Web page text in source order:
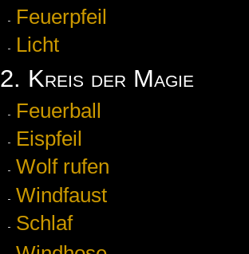
Feuerpfeil
Licht
2. Kreis der Magie
Feuerball
Eispfeil
Wolf rufen
Windfaust
Schlaf